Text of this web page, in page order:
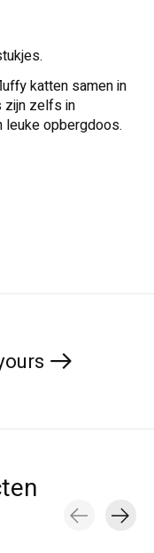
katten samen in
zijn zelfs in
leuke opbergdoos.